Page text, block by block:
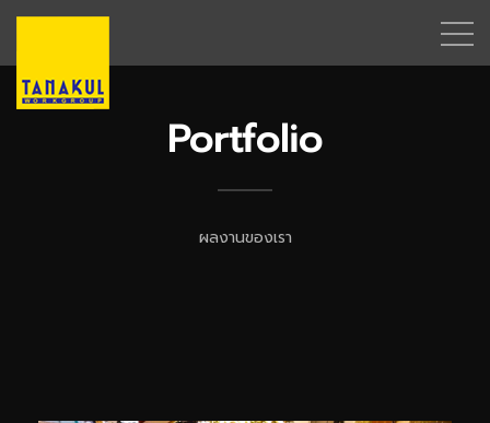
Portfolio
ผลงานของเรา